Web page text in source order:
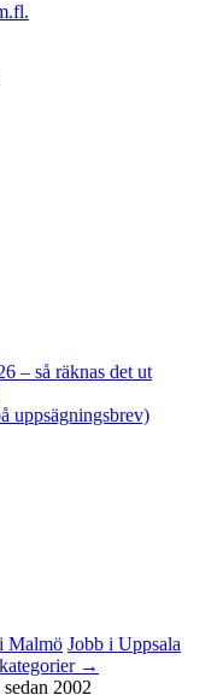
– så räknas det ut
uppsägningsbrev)
Malmö Jobb i Uppsala
→
2002